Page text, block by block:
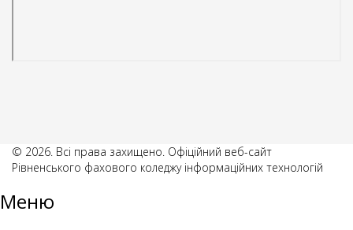
© 2026. Всі права захищено. Офіційний веб-сайт
Рівненського фахового коледжу інформаційних технологій
Меню